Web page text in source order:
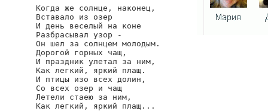
Когда же солнце, наконец,
Вставало из озер
И день веселый на коне
Разбрасывал узор -
Он шел за солнцем молодым.
Дорогой горных чащ,
И праздник улетал за ним,
Как легкий, яркий плащ.
И птицы изо всех долин,
Со всех озер и чащ
Летели стаею за ним,
Как легкий, яркий плащ...